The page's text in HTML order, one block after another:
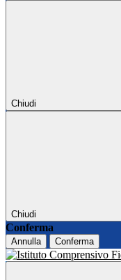
Chiudi
Chiudi
Conferma
Annulla Conferma